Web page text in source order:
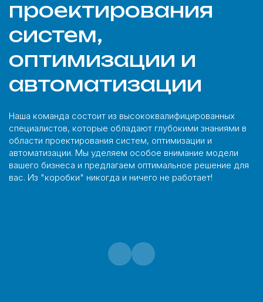
проектирования
систем,
оптимизации и
автоматизации
Наша команда состоит из высококвалифицированных
специалистов, которые обладают глубокими знаниями в
области проектирования систем, оптимизации и
автоматизации. Мы уделяем особое внимание модели
вашего бизнеса и предлагаем оптимальное решение для
вас. Из "коробки" никогда и ничего не работает!